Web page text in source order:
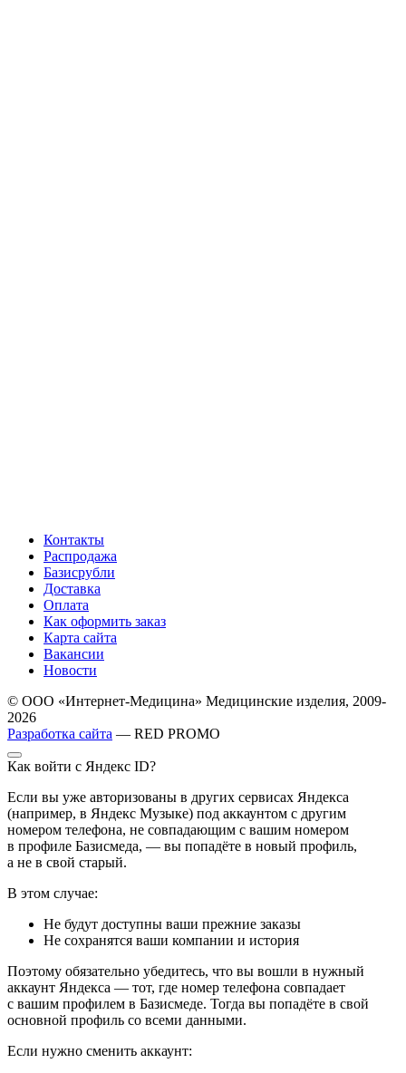
Контакты
Распродажа
Базисрубли
Доставка
Оплата
Как оформить заказ
Карта сайта
Вакансии
Новости
© ООО «Интернет-Медицина» Медицинские изделия, 2009-
2026
Разработка сайта — RED PROMO
Как войти с Яндекс ID?
Если вы уже авторизованы в других сервисах Яндекса
(например, в Яндекс Музыке) под аккаунтом с другим
номером телефона, не совпадающим с вашим номером
в профиле Базисмеда, — вы попадёте в новый профиль,
а не в свой старый.
В этом случае:
Не будут доступны ваши прежние заказы
Не сохранятся ваши компании и история
Поэтому обязательно убедитесь, что вы вошли в нужный
аккаунт Яндекса — тот, где номер телефона совпадает
с вашим профилем в Базисмеде. Тогда вы попадёте в свой
основной профиль со всеми данными.
Если нужно сменить аккаунт: